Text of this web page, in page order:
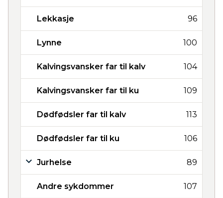
Lekkasje 96
Lynne 100
Kalvingsvansker far til kalv 104
Kalvingsvansker far til ku 109
Dødfødsler far til kalv 113
Dødfødsler far til ku 106
Jurhelse 89
Andre sykdommer 107